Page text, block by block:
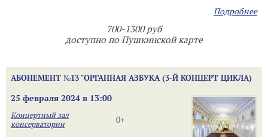
Подробнее
700-1300 руб
доступно по Пушкинской карте
АБОНЕМЕНТ №13 "ОРГАННАЯ АЗБУКА (3-Й КОНЦЕРТ ЦИКЛА)
25 февраля 2024 в 13:00
0+
Концертный зал
консерватории